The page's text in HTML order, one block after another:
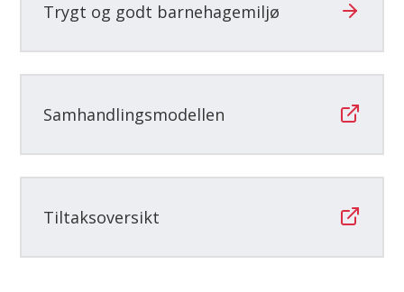
Trygt og godt barnehagemiljø
Samhandlingsmodellen
Tiltaksoversikt